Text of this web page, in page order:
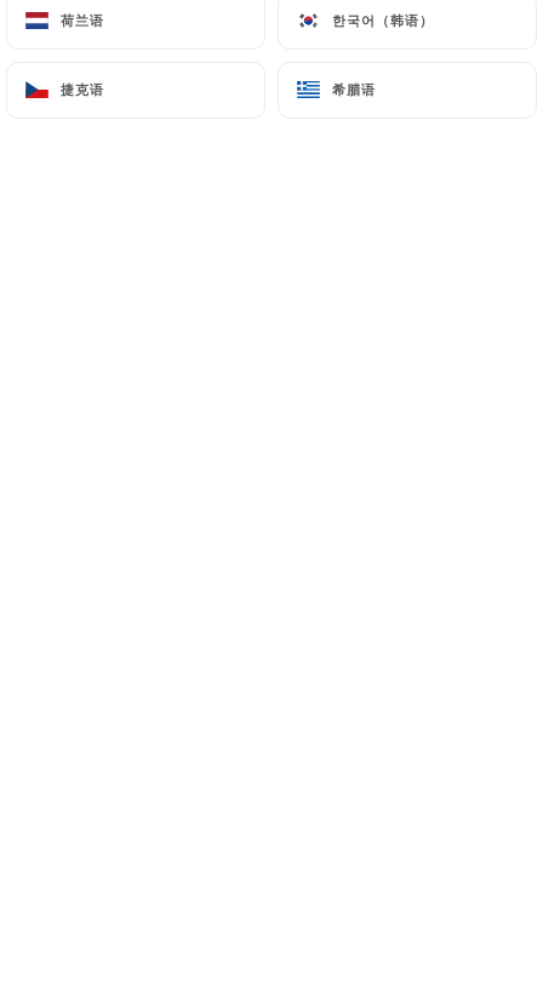
荷兰语 한국어（韩语）
捷克语 希腊语
荷兰语 한국어（韩语）
捷克语 希腊语